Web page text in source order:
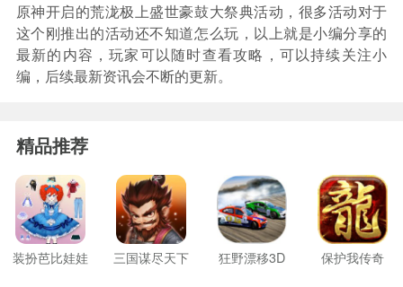
原神开启的荒泷极上盛世豪鼓大祭典活动，很多活动对于
这个刚推出的活动还不知道怎么玩，以上就是小编分享的
最新的内容，玩家可以随时查看攻略，可以持续关注小
编，后续最新资讯会不断的更新。
精品推荐
装扮芭比娃娃 三国谋尽天下 狂野漂移3D 保护我传奇